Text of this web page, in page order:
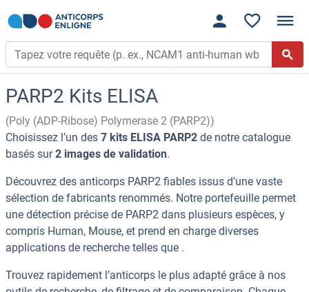
PARP2 Kits ELISA
(Poly (ADP-Ribose) Polymerase 2 (PARP2))
Choisissez l’un des 7 kits ELISA PARP2 de notre catalogue
basés sur2 images de validation.
Découvrez des anticorps PARP2 fiables issus d’une vaste
sélection de fabricants renommés. Notre portefeuille permet
une détection précise de PARP2 dans plusieurs espèces, y
compris Human, Mouse, et prend en charge diverses
applications de recherche telles que .
Trouvez rapidement l’anticorps le plus adapté grâce à nos